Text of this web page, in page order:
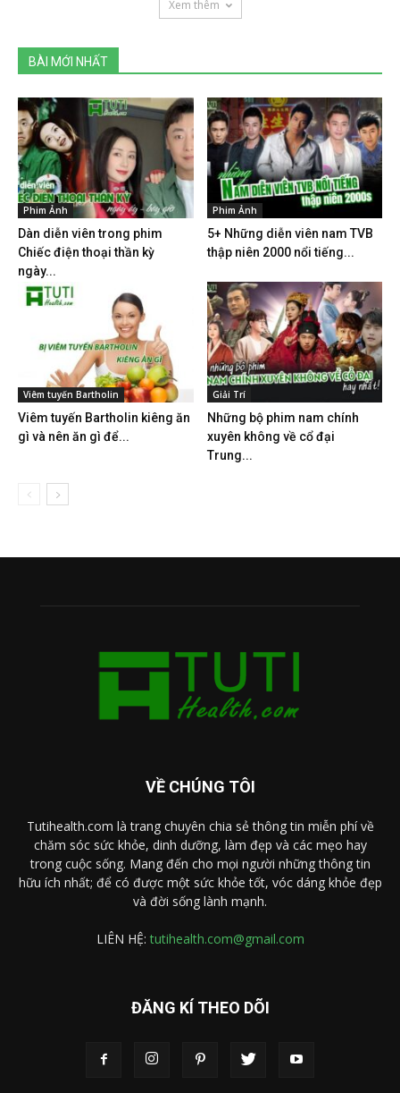
Xem thêm
BÀI MỚI NHẤT
Phim Ảnh
Dàn diễn viên trong phim
Chiếc điện thoại thần kỳ
ngày...
Phim Ảnh
5+ Những diễn viên nam TVB
thập niên 2000 nổi tiếng...
Viêm tuyến Bartholin
Viêm tuyến Bartholin kiêng ăn
gì và nên ăn gì để...
Giải Trí
Những bộ phim nam chính
xuyên không về cổ đại
Trung...
VỀ CHÚNG TÔI
Tutihealth.com là trang chuyên chia sẻ thông tin miễn phí về
chăm sóc sức khỏe, dinh dưỡng, làm đẹp và các mẹo hay
trong cuộc sống. Mang đến cho mọi người những thông tin
hữu ích nhất; để có được một sức khỏe tốt, vóc dáng khỏe đẹp
và đời sống lành mạnh.
LIÊN HỆ:tutihealth.com@gmail.com
ĐĂNG KÍ THEO DÕI